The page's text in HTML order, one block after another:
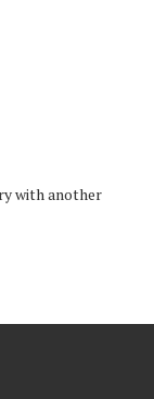
with another